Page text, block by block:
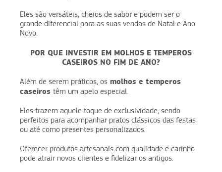
Eles são versáteis, cheios de sabor e podem ser o
grande diferencial para as suas vendas de Natal e Ano
Novo.
POR QUE INVESTIR EM MOLHOS E TEMPEROS
CASEIROS NO FIM DE ANO?
Além de serem práticos, os molhos e temperos
caseiros têm um apelo especial.
Eles trazem aquele toque de exclusividade, sendo
perfeitos para acompanhar pratos clássicos das festas
ou até como presentes personalizados.
Oferecer produtos artesanais com qualidade e carinho
pode atrair novos clientes e fidelizar os antigos.